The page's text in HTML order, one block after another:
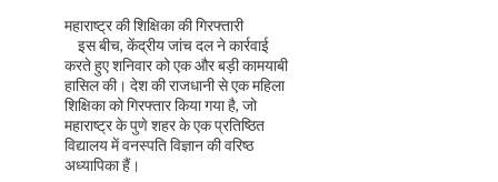
महाराष्ट्र की शिक्षिका की गिरफ्तारी
इस बीच, केंद्रीय जांच दल ने कार्रवाई
करते हुए शनिवार को एक और बड़ी कामयाबी
हासिल की। देश की राजधानी से एक महिला
शिक्षिका को गिरफ्तार किया गया है, जो
महाराष्ट्र के पुणे शहर के एक प्रतिष्ठित
विद्यालय में वनस्पति विज्ञान की वरिष्ठ
अध्यापिका हैं।